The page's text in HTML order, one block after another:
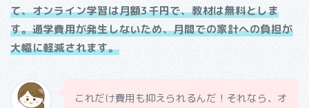
て、オンライン学習は月額3千円で、教材は無料としま
す。通学費用が発生しないため、月間での家計への負担が
大幅に軽減されます。
これだけ費用も抑えられるんだ！それなら、オ